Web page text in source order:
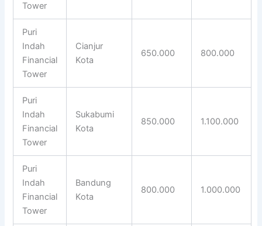
Tower
Puri
Indah
Financial
Tower
Cianjur
Kota
650.000 800.000
Puri
Indah
Financial
Tower
Sukabumi
Kota
850.000 1.100.000
Puri
Indah
Financial
Tower
Bandung
Kota
800.000 1.000.000